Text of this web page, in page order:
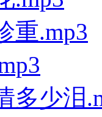
重.mp3
多少泪